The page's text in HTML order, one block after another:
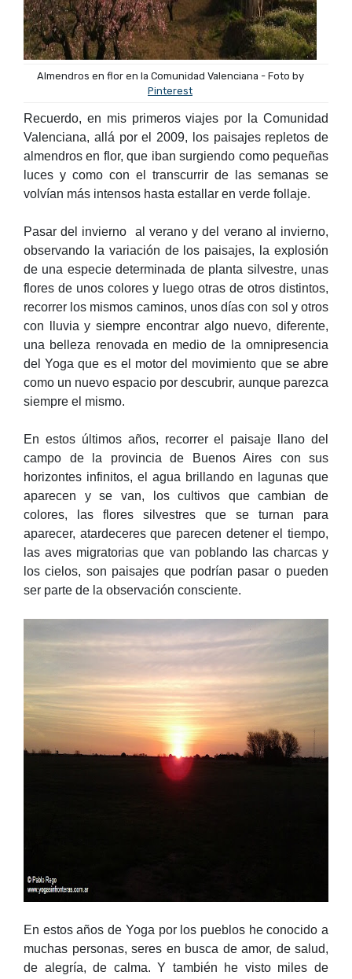
Almendros en flor en la Comunidad Valenciana - Foto by
Pinterest
Recuerdo, en mis primeros viajes por la Comunidad
Valenciana, allá por el 2009, los paisajes repletos de
almendros en flor, que iban surgiendo como pequeñas
luces y como con el transcurrir de las semanas se
volvían más intensos hasta estallar en verde follaje.
Pasar del invierno al verano y del verano al invierno,
observando la variación de los paisajes, la explosión
de una especie determinada de planta silvestre, unas
flores de unos colores y luego otras de otros distintos,
recorrer los mismos caminos, unos días con sol y otros
con lluvia y siempre encontrar algo nuevo, diferente,
una belleza renovada en medio de la omnipresencia
del Yoga que es el motor del movimiento que se abre
como un nuevo espacio por descubrir, aunque parezca
siempre el mismo.
En estos últimos años, recorrer el paisaje llano del
campo de la provincia de Buenos Aires con sus
horizontes infinitos, el agua brillando en lagunas que
aparecen y se van, los cultivos que cambian de
colores, las flores silvestres que se turnan para
aparecer, atardeceres que parecen detener el tiempo,
las aves migratorias que van poblando las charcas y
los cielos, son paisajes que podrían pasar o pueden
ser parte de la observación consciente.
En estos años de Yoga por los pueblos he conocido a
muchas personas, seres en busca de amor, de salud,
de alegría, de calma. Y también he visto miles de